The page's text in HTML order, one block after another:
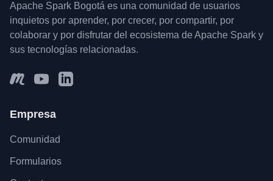
Apache Spark Bogotá es una comunidad de usuarios
inquietos por aprender, por crecer, por compartir, por
colaborar y por disfrutar del ecosistema de Apache Spark y
sus tecnologías relacionadas.
Empresa
Comunidad
Formularios